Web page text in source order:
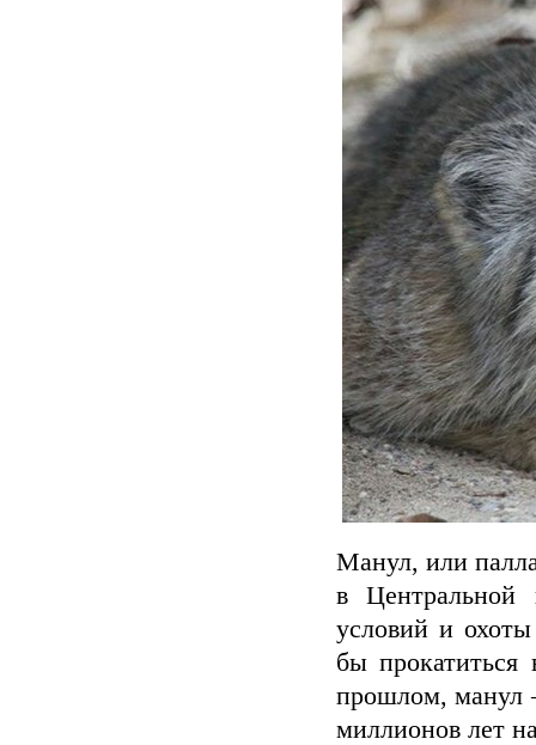
Манул, или
в
условий и
бы
прошлом, манул
миллионов лет